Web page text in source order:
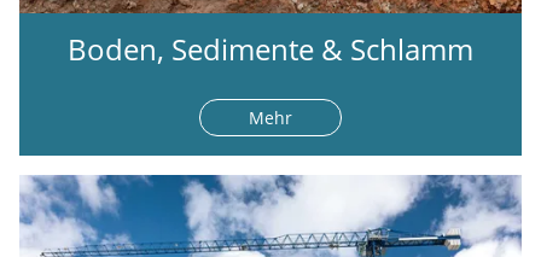
Boden, Sedimente & Schlamm
Mehr